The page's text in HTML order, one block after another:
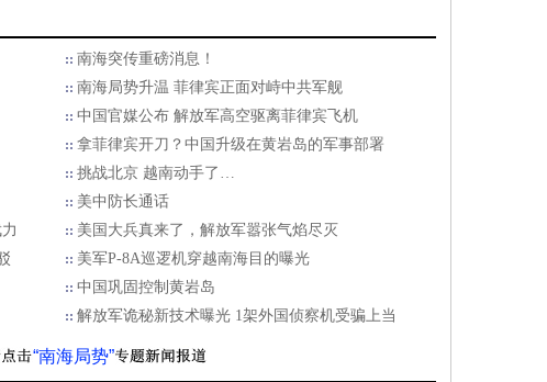
南海突传重磅消息！
南海局势升温 菲律宾正面对峙中共军舰
中国官媒公布 解放军高空驱离菲律宾飞机
拿菲律宾开刀？中国升级在黄岩岛的军事部署
挑战北京 越南动手了…
美中防长通话
美国大兵真来了，解放军嚣张气焰尽灭
美军P-8A巡逻机穿越南海目的曝光
中国巩固控制黄岩岛
解放军诡秘新技术曝光 1架外国侦察机受骗上当
“南海局势”